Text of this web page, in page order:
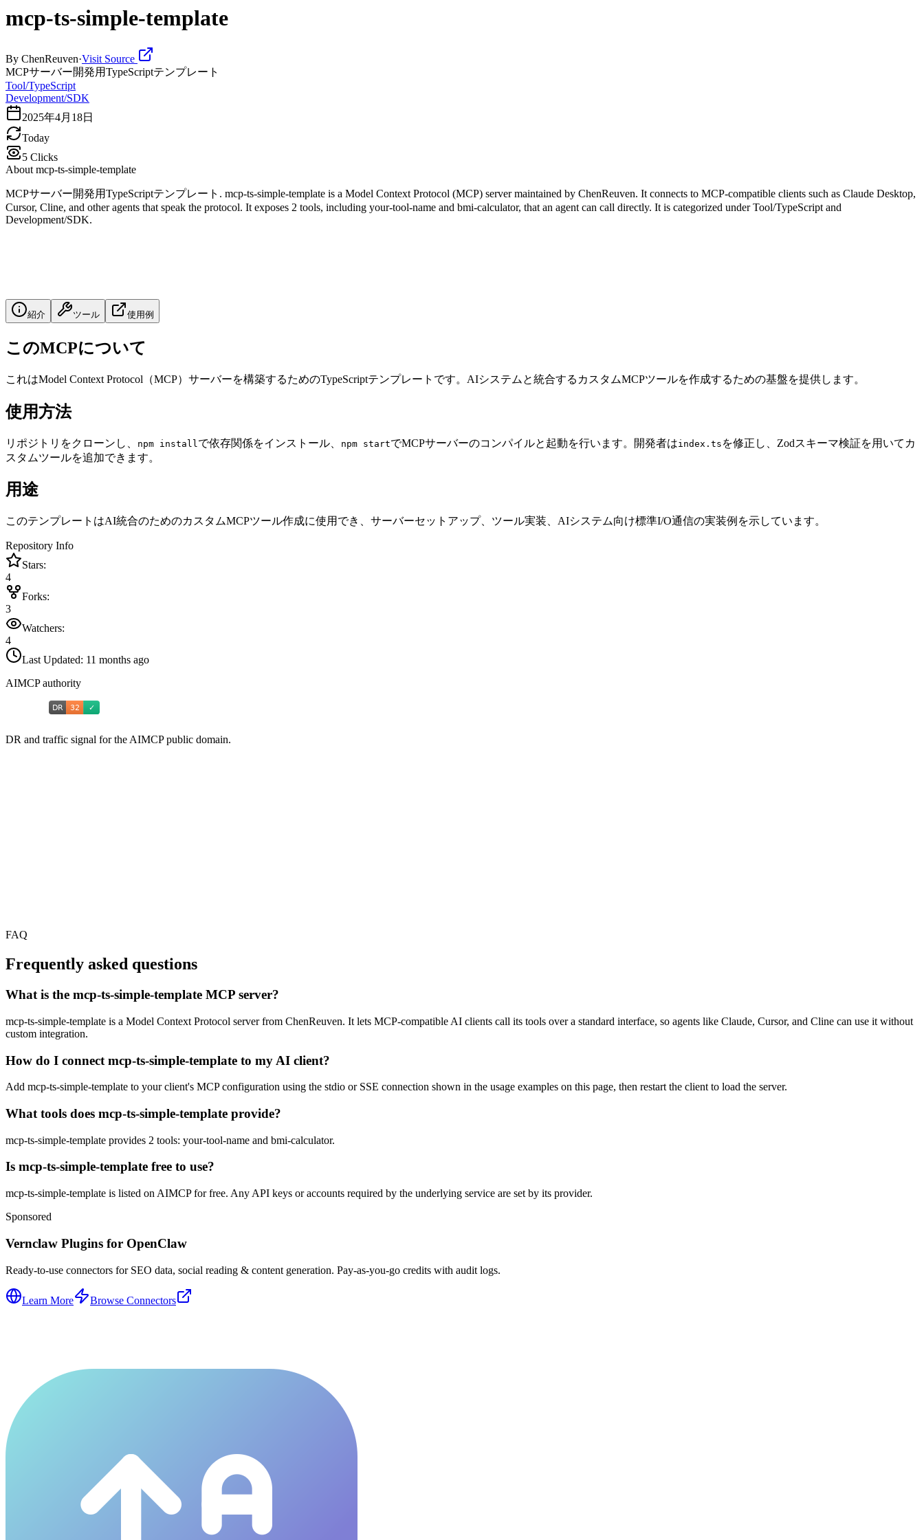
mcp-ts-simple-template
By ChenReuven·Visit Source
MCPサーバー開発用TypeScriptテンプレート
Tool/TypeScript
Development/SDK
2025年4月18日
Today
5 Clicks
About mcp-ts-simple-template
MCPサーバー開発用TypeScriptテンプレート. mcp-ts-simple-template is a Model Context Protocol (MCP) server maintained by ChenReuven. It connects to MCP-compatible clients such as Claude Desktop,
Cursor, Cline, and other agents that speak the protocol. It exposes 2 tools, including your-tool-name and bmi-calculator, that an agent can call directly. It is categorized under Tool/TypeScript and
Development/SDK.
紹介 ツール 使用例
このMCPについて
これはModel Context Protocol（MCP）サーバーを構築するためのTypeScriptテンプレートです。AIシステムと統合するカスタムMCPツールを作成するための基盤を提供します。
使用方法
リポジトリをクローンし、 npm install で依存関係をインストール、 npm startでMCPサーバーのコンパイルと起動を行います。開発者はindex.ts を修正し、Zodスキーマ検証を用いてカ
スタムツールを追加できます。
用途
このテンプレートはAI統合のためのカスタムMCPツール作成に使用でき、サーバーセットアップ、ツール実装、AIシステム向け標準I/O通信の実装例を示しています。
Repository Info
Stars:
4
Forks:
3
Watchers:
4
Last Updated: 11 months ago
AIMCP authority
DR and traffic signal for the AIMCP public domain.
FAQ
Frequently asked questions
What is the mcp-ts-simple-template MCP server?
mcp-ts-simple-template is a Model Context Protocol server from ChenReuven. It lets MCP-compatible AI clients call its tools over a standard interface, so agents like Claude, Cursor, and Cline can use it without
custom integration.
How do I connect mcp-ts-simple-template to my AI client?
Add mcp-ts-simple-template to your client's MCP configuration using the stdio or SSE connection shown in the usage examples on this page, then restart the client to load the server.
What tools does mcp-ts-simple-template provide?
mcp-ts-simple-template provides 2 tools: your-tool-name and bmi-calculator.
Is mcp-ts-simple-template free to use?
mcp-ts-simple-template is listed on AIMCP for free. Any API keys or accounts required by the underlying service are set by its provider.
Sponsored
Vernclaw Plugins for OpenClaw
Ready-to-use connectors for SEO data, social reading & content generation. Pay-as-you-go credits with audit logs.
Learn More Browse Connectors